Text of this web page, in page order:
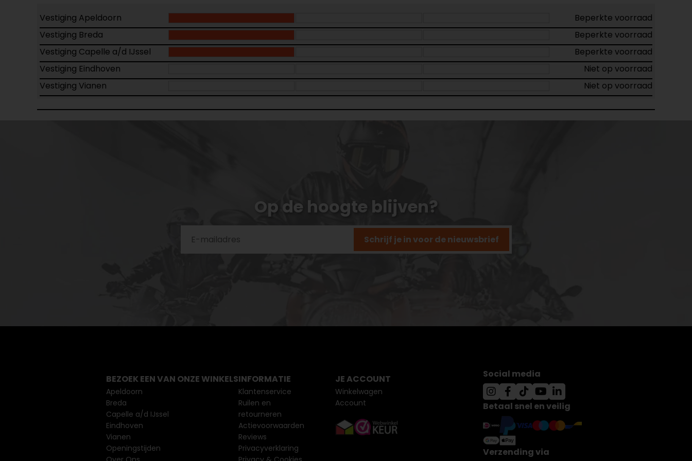
Vestiging Apeldoorn
Beperkte voorraad
Vestiging Breda
Beperkte voorraad
Vestiging Capelle a/d IJssel
Beperkte voorraad
Vestiging Eindhoven
Niet op voorraad
Vestiging Vianen
Niet op voorraad
Op de hoogte blijven?
Schrijf je in voor de nieuwsbrief
BEZOEK EEN VAN ONZE WINKELS
Apeldoorn
Breda
Capelle a/d IJssel
Eindhoven
Vianen
Openingstijden
INFORMATIE
Klantenservice
Ruilen en
retourneren
Actievoorwaarden
Reviews
Privacyverklaring
JE ACCOUNT
Winkelwagen
Account
Social media
Betaal snel en veilig
Verzending via